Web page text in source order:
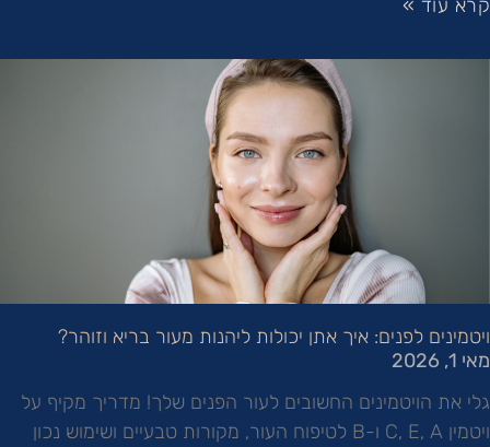
קרא עוד »
ויטמינים לפנים: איך אתן יכולות ליהנות מעור בריא וזוהר?
מאי 1, 2026
גלי את הויטמינים החשובים לעור הפנים שלך! מדריך מקיף על
ויטמין C, E, A ו-B לטיפוח העור, מקורות טבעיים ושימוש נכון